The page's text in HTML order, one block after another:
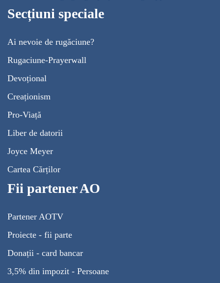
Secțiuni speciale
Ai nevoie de rugăciune?
Rugaciune-Prayerwall
Devoțional
Creaționism
Pro-Viață
Liber de datorii
Joyce Meyer
Cartea Cărților
Fii partener AO
Partener AOTV
Proiecte - fii parte
Donații - card bancar
3,5% din impozit - Persoane